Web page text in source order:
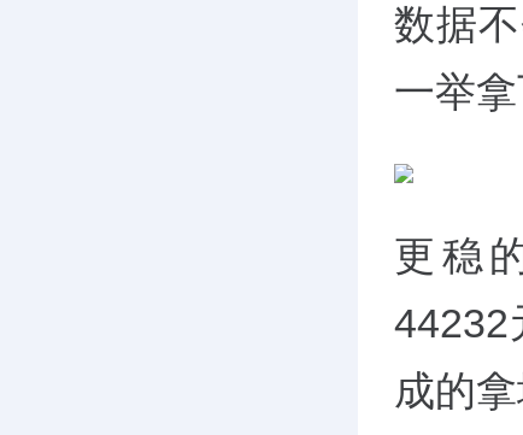
数据
一举
更稳
44232
成的拿